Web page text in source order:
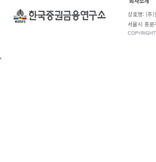
상호명: (
서울시 종